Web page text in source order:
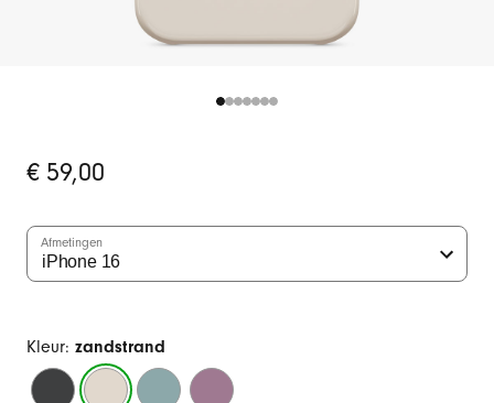
Oorspronkelijke
€ 59,00
Afmetingen
Kleur: zandstrand
middernachtzwart
zandstrandoceaangroenpurperpaars